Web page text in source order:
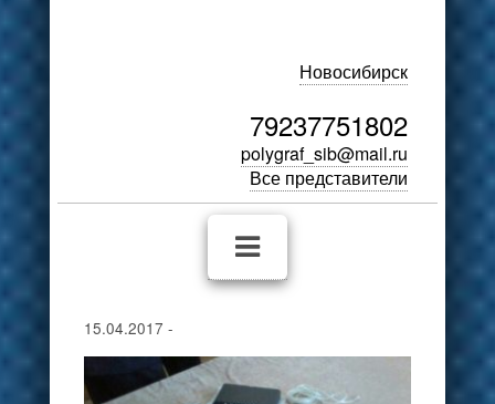
Новосибирск
79237751802
polygraf_sib@mail.ru
Все представители
15.04.2017 -